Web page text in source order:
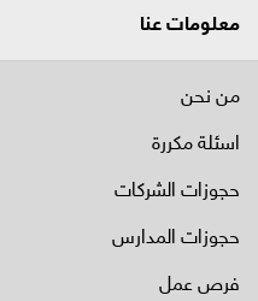
معلومات عنا
من نحن
اسئلة مكررة
حجوزات الشركات
حجوزات المدارس
فرص عمل